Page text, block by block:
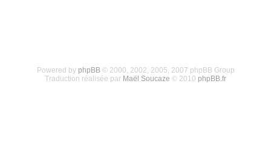
Powered by phpBB© 2000, 2002, 2005, 2007 phpBB Group
Traduction réalisée par Maël Soucaze © 2010 phpBB.fr